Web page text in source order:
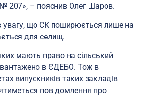
207», – пояснив Олег Шаров.
увагу, що СК поширюється лише на
для селищ.
мають право на сільський
в ЄДЕБО. Тож в
випускників таких закладів
повідомлення про